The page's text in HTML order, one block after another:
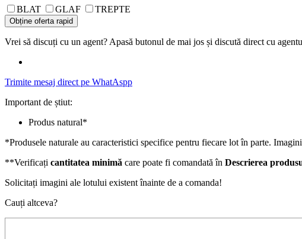
BLAT GLAF TREPTE
Obține oferta rapid
Vrei să discuți cu un agent? Apasă butonul de mai jos și discută direct cu
Trimite mesaj direct pe WhatAspp
Important de știut:
Produs natural*
*Produsele naturale au caracteristici specifice pentru fiecare lot în parte.
**Verificați cantitatea minimă care poate fi comandată în Descrierea
Solicitați imagini ale lotului existent înainte de a comanda!
Cauți altceva?